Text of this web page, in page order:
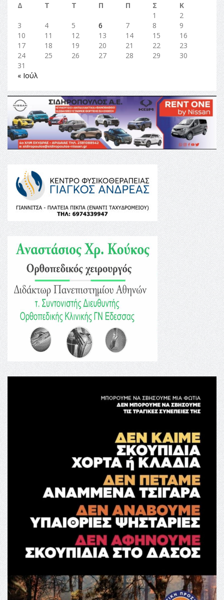
Δ
Τ Τ Π Π Σ
Κ
1
2
3
4 5 6 7 8
9
10
11 12 13 14 15
16
17
18 19 20 21 22
23
24
25 26 27 28 29
30
31
« Ιούλ